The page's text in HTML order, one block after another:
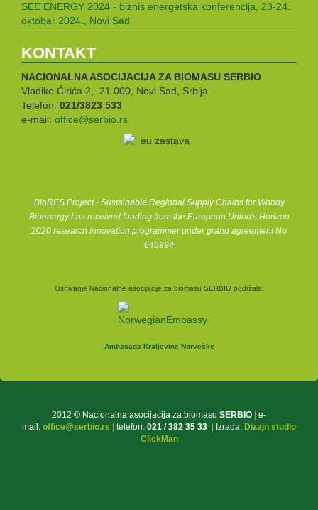
SEE ENERGY 2024 - biznis energetska konferencija, 23-24.
oktobar 2024., Novi Sad
KONTAKT
NACIONALNA ASOCIJACIJA ZA BIOMASU SERBIO
Vladike Ćirića 2, 21 000, Novi Sad, Srbija
Telefon: 021/3823 533
e-mail: office@serbio.rs
BioRES Project - Sustainable Regional Supply Chains for Woody
Bioenergy has received funding from the European Union's Horizon
2020 research innovation programmer under grand agreement No
645994
Osnivanje Nacionalne asocijacije za biomasu SERBIO podržala:
Ambasada Kraljevine Norveške
2012 © Nacionalna asocijacija za biomasu SERBIO
e-
mail: office@serbio.rs telefon: 021 / 382 35 33 Izrada: Dizajn studio
ClickMan